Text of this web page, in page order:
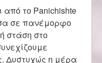
το Panichishte
σε πανέμορφο
στάση στο
Δυστυχώς η μέρα